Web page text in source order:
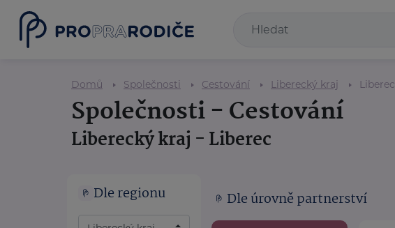
Domů Společnosti Cestování Liberecký kraj Liberec
Společnosti - Cestování
Liberecký kraj - Liberec
Dle regionu Dle úrovně partnerství